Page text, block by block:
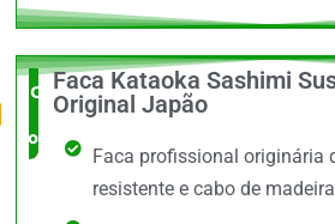
O Mais
completo
Faca Kataoka Sashimi
Original Japão
Faca profissional originária
resistente e cabo de